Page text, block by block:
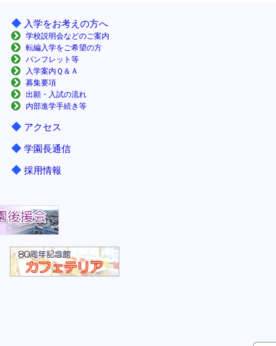
◆ 入学をお考えの方へ
学校説明会などのご案内
転編入学をご希望の方
パンフレット等
入学案内Ｑ＆Ａ
募集要項
出願・入試の流れ
内部進学手続き等
◆ アクセス
◆ 学園長通信
◆ 採用情報